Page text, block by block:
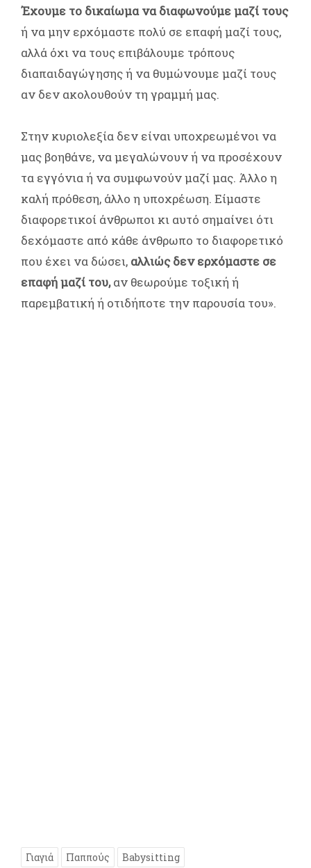
Έχουμε το δικαίωμα να διαφωνούμε μαζί τους
ή να μην ερχόμαστε πολύ σε επαφή μαζί τους,
αλλά όχι να τους επιβάλουμε τρόπους
διαπαιδαγώγησης ή να θυμώνουμε μαζί τους
αν δεν ακολουθούν τη γραμμή μας.
Στην κυριολεξία δεν είναι υποχρεωμένοι να
μας βοηθάνε, να μεγαλώνουν ή να προσέχουν
τα εγγόνια ή να συμφωνούν μαζί μας. Άλλο η
καλή πρόθεση, άλλο η υποχρέωση. Είμαστε
διαφορετικοί άνθρωποι κι αυτό σημαίνει ότι
δεχόμαστε από κάθε άνθρωπο το διαφορετικό
που έχει να δώσει, αλλιώς δεν ερχόμαστε σε
επαφή μαζί του,αν θεωρούμε τοξική ή
παρεμβατική ή οτιδήποτε την παρουσία του».
Γιαγιά Παππούς Babysitting